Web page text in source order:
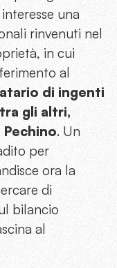
una
rinvenuti nel
in cui
al
di ingenti
gli altri,
. Un
per
ora la
di
bilancio
al